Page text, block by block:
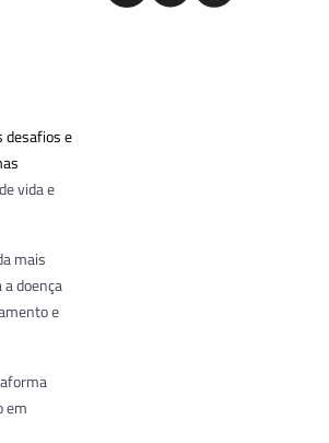
desafios e
vida e
mais
doença
e
em